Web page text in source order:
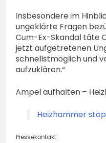
Insbesondere im
ungeklärte Fragen
Cum-Ex-Skandal täte
jetzt aufgetretenen
schnellstmöglich und
aufzuklären.“
Ampel aufhalten –
Heizhammer
Pressekontakt: